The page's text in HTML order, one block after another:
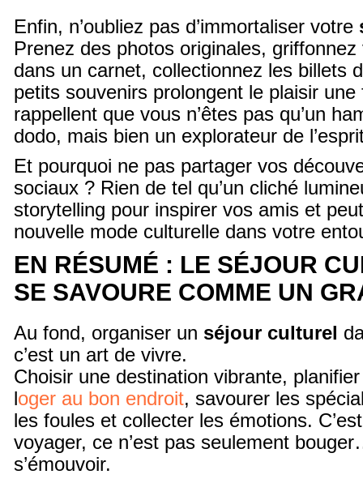
Enfin, n’oubliez pas d’immortaliser votre
Prenez des photos originales,
dans un carnet, collectionnez les billets
petits souvenirs prolongent le plaisir
rappellent que vous n’êtes pas qu’un
dodo, mais bien un explorateur de
Et pourquoi ne pas partager vos
sociaux ? Rien de tel qu’un cliché
storytelling pour inspirer vos amis et
nouvelle mode culturelle dans votre
EN RÉSUMÉ : LE SÉJOUR
SE SAVOURE COMME UN
Au fond, organiser un séjour culturel
c’est un art de vivre.
Choisir une destination vibrante,
loger au bon endroit, savourer les
les foules et collecter les émotions.
voyager, ce n’est pas seulement
s’émouvoir.